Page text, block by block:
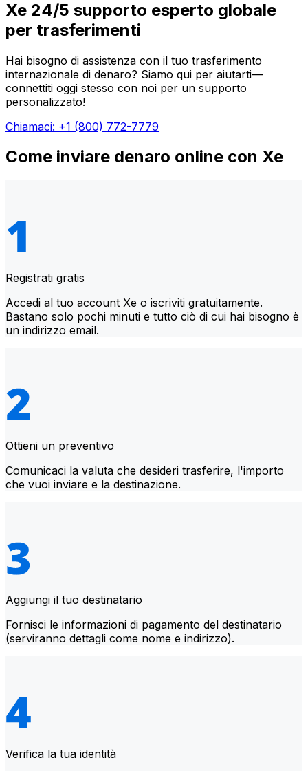
Xe 24/5 supporto esperto globale
per trasferimenti
Hai bisogno di assistenza con il tuo trasferimento
internazionale di denaro? Siamo qui per aiutarti—
connettiti oggi stesso con noi per un supporto
personalizzato!
Chiamaci: +1 (800) 772-7779
Come inviare denaro online con Xe
Registrati gratis
Accedi al tuo account Xe o iscriviti gratuitamente.
Bastano solo pochi minuti e tutto ciò di cui hai bisogno è
un indirizzo email.
Ottieni un preventivo
Comunicaci la valuta che desideri trasferire, l'importo
che vuoi inviare e la destinazione.
Aggiungi il tuo destinatario
Fornisci le informazioni di pagamento del destinatario
(serviranno dettagli come nome e indirizzo).
Verifica la tua identità